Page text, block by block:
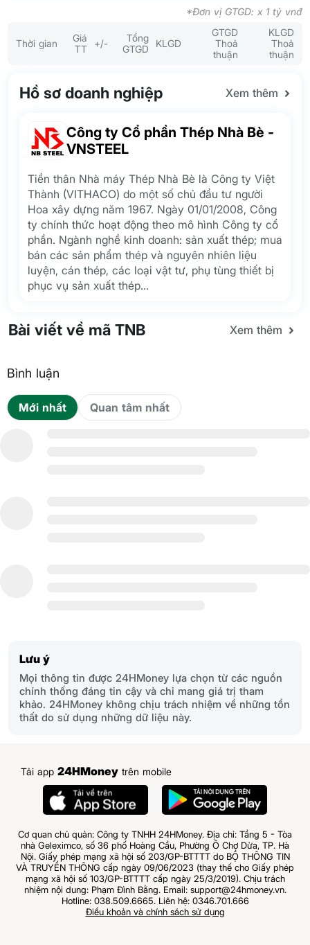
*Đơn vị GTGD: x 1 tỷ vnđ
Thời gian
Giá
TT
+/-
Tổng
GTGD
KLGD
GTGD
Thoả
thuận
KLGD
Thoả
thuận
Hồ sơ doanh nghiệp Xem thêm
Công ty Cổ phần Thép Nhà Bè -
VNSTEEL
Tiền thân Nhà máy Thép Nhà Bè là Công ty Việt
Thành (VITHACO) do một số chủ đầu tư người
Hoa xây dựng năm 1967. Ngày 01/01/2008, Công
ty chính thức hoạt động theo mô hình Công ty cổ
phần. Ngành nghề kinh doanh: sản xuất thép; mua
bán các sản phẩm thép và nguyên nhiên liệu
luyện, cán thép, các loại vật tư, phụ tùng thiết bị
phục vụ sản xuất thép...
Bài viết về mã TNB Xem thêm
Bình luận
Quan tâm nhất
Mới nhất
Lưu ý
Mọi thông tin được 24HMoney lựa chọn từ các nguồn
chính thống đáng tin cậy và chỉ mang giá trị tham
khảo. 24HMoney không chịu trách nhiệm về những tổn
thất do sử dụng những dữ liệu này.
Tải app 24HMoney trên mobile
Cơ quan chủ quản: Công ty TNHH 24HMoney. Địa chỉ: Tầng 5 - Tòa
nhà Geleximco, số 36 phố Hoàng Cầu, Phường Ô Chợ Dừa, TP. Hà
Nội. Giấy phép mạng xã hội số 203/GP-BTTTT do BỘ THÔNG TIN
VÀ TRUYỀN THÔNG cấp ngày 09/06/2023 (thay thế cho Giấy phép
mạng xã hội số 103/GP-BTTTT cấp ngày 25/3/2019). Chịu trách
nhiệm nội dung: Phạm Đình Bằng. Email: support@24hmoney.vn.
Hotline: 038.509.6665. Liên hệ: 0346.701.666
Điều khoản và chính sách sử dụng